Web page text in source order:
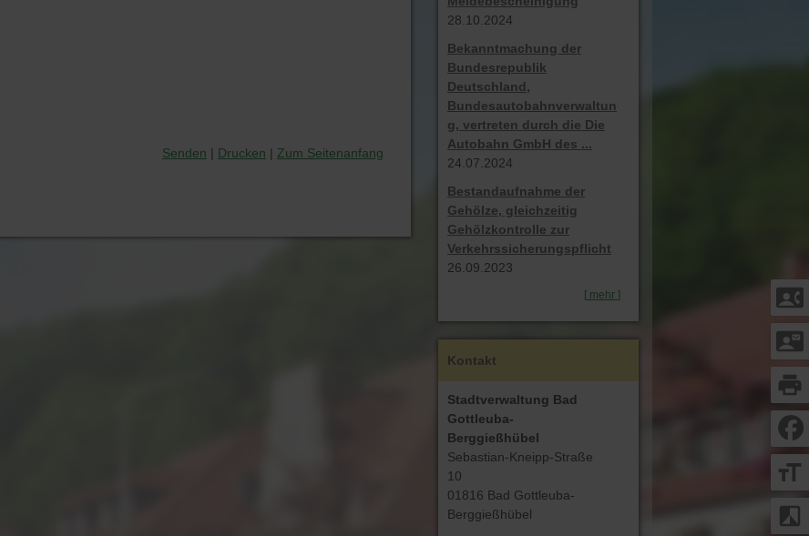
Senden Drucken Zum Seitenanfang
contact_phone
contact_mail
print
format_size
filter_b_and_w
28.10.2024
Bekanntmachung der
Bundesrepublik
Deutschland,
Bundesautobahnverwaltun
g, vertreten durch die Die
Autobahn GmbH des ...
24.07.2024
Bestandaufnahme der
Gehölze, gleichzeitig
Gehölzkontrolle zur
Verkehrssicherungspflicht
26.09.2023
[ mehr ]
Kontakt
Stadtverwaltung Bad
Gottleuba-
Berggießhübel
Sebastian-Kneipp-Straße
10
01816 Bad Gottleuba-
Berggießhübel